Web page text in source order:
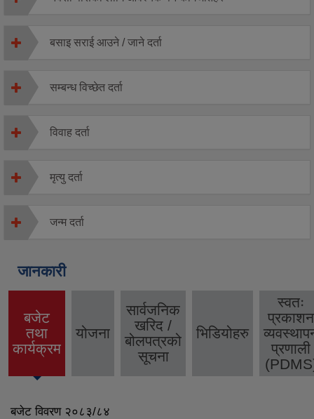
बसाइ सराई आउने / जाने दर्ता
सम्बन्ध विच्छेत दर्ता
विवाह दर्ता
मृत्यु दर्ता
जन्म दर्ता
जानकारी
बजेट
तथा
कार्यक्रम
(active
tab)
योजना
सार्वजनिक
खरिद /
बोलपत्रको
सूचना
भिडियोहरु
स्वतः
प्रकाशन
प्रणाली
बजेट विवरण २०८३/८४